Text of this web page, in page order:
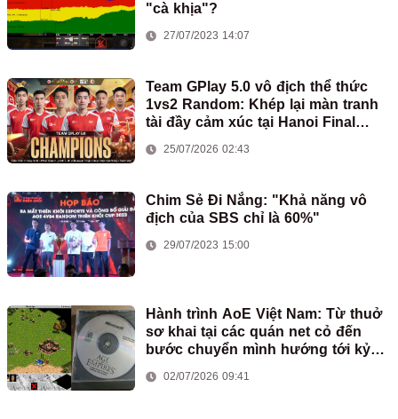
"cà khịa"?
27/07/2023 14:07
Team GPlay 5.0 vô địch thể thức
1vs2 Random: Khép lại màn tranh
tài đầy cảm xúc tại Hanoi Final
25/07/2026 02:43
Chim Sẻ Đi Nắng: "Khả năng vô
địch của SBS chỉ là 60%"
29/07/2023 15:00
Hành trình AoE Việt Nam: Từ thuở
sơ khai tại các quán net cỏ đến
bước chuyển mình hướng tới kỷ
02/07/2026 09:41